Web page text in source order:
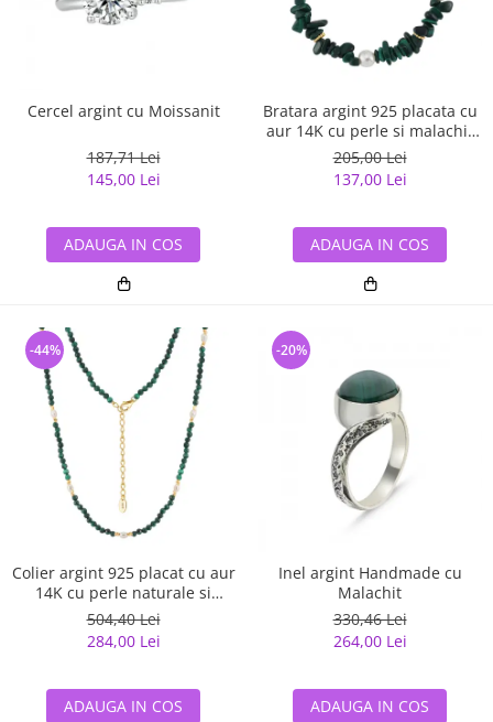
Cercel argint cu Moissanit
187,71 Lei
145,00 Lei
ADAUGA IN COS
Bratara argint 925 placata cu
aur 14K cu perle si malachit
natural
205,00 Lei
137,00 Lei
ADAUGA IN COS
Colier argint 925 placat cu aur
14K cu perle naturale si
malachit natural
504,40 Lei
284,00 Lei
-44%
ADAUGA IN COS
Inel argint Handmade cu
Malachit
330,46 Lei
264,00 Lei
-20%
ADAUGA IN COS